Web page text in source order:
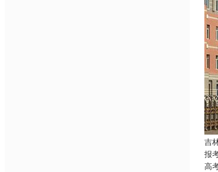
吉
报
高